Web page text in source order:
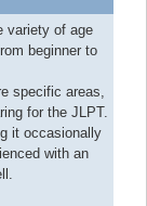
variety of age
beginner to
specific areas,
for the JLPT.
it occasionally
with an